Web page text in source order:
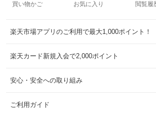
買い物かご お気に入り 閲覧履
楽天市場アプリのご利用で最大1,000ポイント！
楽天カード新規入会で2,000ポイント
安心・安全への取り組み
ご利用ガイド